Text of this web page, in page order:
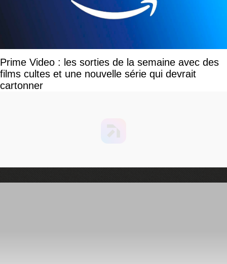
Prime Video : les sorties de la semaine avec des
films cultes et une nouvelle série qui devrait
cartonner